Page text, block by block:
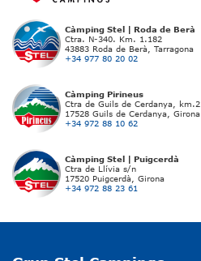
Càmping Stel | Roda de Berà
Ctra. N-340. Km. 1.182
43883 Roda de Berà, Tarragona
+34 977 80 20 02
Càmping Pirineus
Ctra de Guils de Cerdanya, km.2
17528 Guils de Cerdanya, Girona
+34 972 88 10 62
Càmping Stel | Puigcerdà
Ctra de Llívia s/n
17520 Puigcerdà, Girona
+34 972 88 23 61